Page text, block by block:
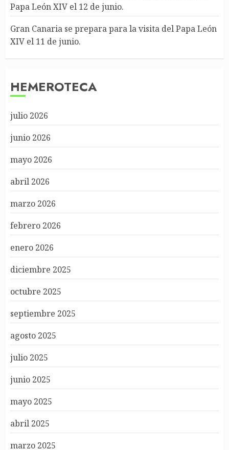
Papa León XIV el 12 de junio.
Gran Canaria se prepara para la visita del Papa León
XIV el 11 de junio.
HEMEROTECA
julio 2026
junio 2026
mayo 2026
abril 2026
marzo 2026
febrero 2026
enero 2026
diciembre 2025
octubre 2025
septiembre 2025
agosto 2025
julio 2025
junio 2025
mayo 2025
abril 2025
marzo 2025